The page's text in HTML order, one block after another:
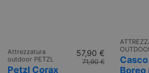
Attrezzatura
outdoor PETZL
Petzl Corax
57,90 €
71,90 €
Boreo